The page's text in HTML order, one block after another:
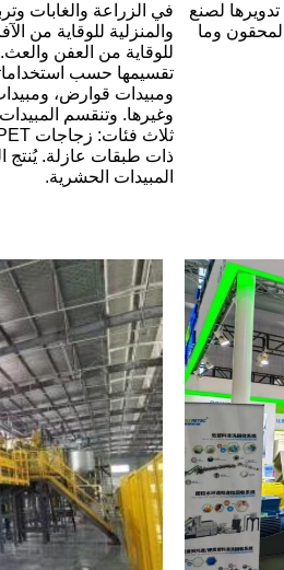
في الزراعة والغابات
والمنزلية للوقاية من
للوقاية من العفن
تقسيمها حسب
ومبيدات قوارض،
وغيرها. وتنقسم
ذات طبقات عازلة. يُنتج
المبيدات الحشرية.
لصنع
المحقون وما